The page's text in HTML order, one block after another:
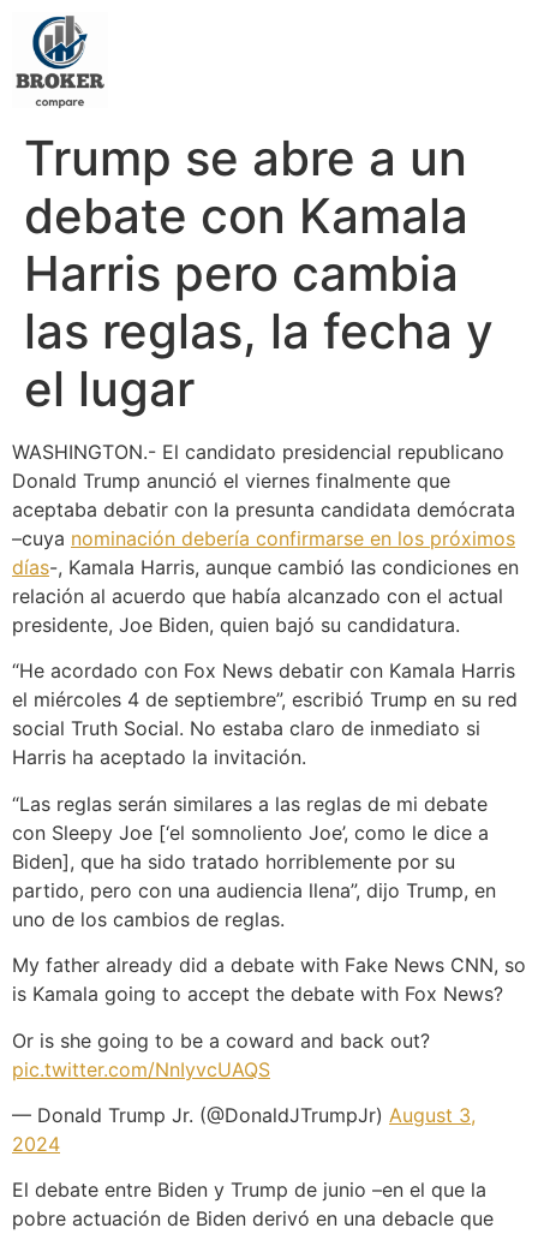
Trump se abre a un
debate con Kamala
Harris pero cambia
las reglas, la fecha y
el lugar
WASHINGTON.- El candidato presidencial republicano
Donald Trump anunció el viernes finalmente que
aceptaba debatir con la presunta candidata demócrata
–cuya nominación debería confirmarse en los próximos
días-, Kamala Harris, aunque cambió las condiciones en
relación al acuerdo que había alcanzado con el actual
presidente, Joe Biden, quien bajó su candidatura.
“He acordado con Fox News debatir con Kamala Harris
el miércoles 4 de septiembre”, escribió Trump en su red
social Truth Social. No estaba claro de inmediato si
Harris ha aceptado la invitación.
“Las reglas serán similares a las reglas de mi debate
con Sleepy Joe [‘el somnoliento Joe’, como le dice a
Biden], que ha sido tratado horriblemente por su
partido, pero con una audiencia llena”, dijo Trump, en
uno de los cambios de reglas.
My father already did a debate with Fake News CNN, so
is Kamala going to accept the debate with Fox News?
Or is she going to be a coward and back out?
pic.twitter.com/NnIyvcUAQS
— Donald Trump Jr. (@DonaldJTrumpJr) August 3,
2024
El debate entre Biden y Trump de junio –en el que la
pobre actuación de Biden derivó en una debacle que